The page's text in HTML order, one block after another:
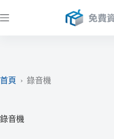
至
首頁
› 錄音機
錄音機